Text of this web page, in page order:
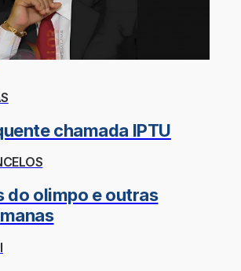
chamada IPTU
do olimpo e outras